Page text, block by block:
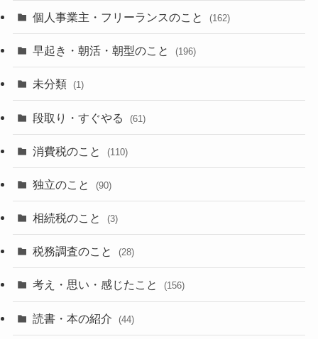
個人事業主・フリーランスのこと (162)
早起き・朝活・朝型のこと (196)
未分類 (1)
段取り・すぐやる (61)
消費税のこと (110)
独立のこと (90)
相続税のこと (3)
税務調査のこと (28)
考え・思い・感じたこと (156)
読書・本の紹介 (44)